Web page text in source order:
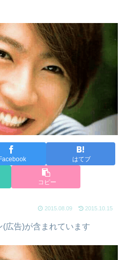
Facebook はてブ
コピー
2015.08.09 2015.10.15
広告)が含まれています